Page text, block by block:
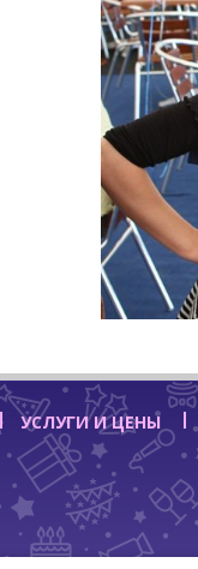
УСЛУГИ И ЦЕНЫ